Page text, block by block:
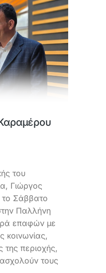
του
Γιώργος
Σάββατο
Παλλήνη
επαφών με
κοινωνίας,
της περιοχής,
τους